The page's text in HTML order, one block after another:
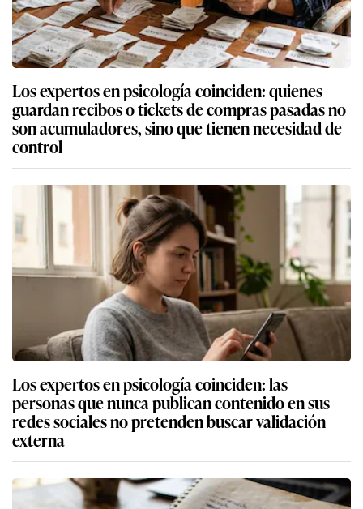
Los expertos en psicología coinciden: quienes
guardan recibos o tickets de compras pasadas no
son acumuladores, sino que tienen necesidad de
control
Los expertos en psicología coinciden: las
personas que nunca publican contenido en sus
redes sociales no pretenden buscar validación
externa